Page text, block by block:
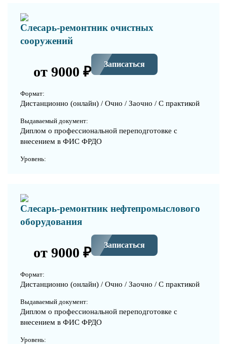
Слесарь-ремонтник очистных
сооружений
от 9000 ₽ Записаться
Формат:
Дистанционно (онлайн) / Очно / Заочно / С практикой
Выдаваемый документ:
Диплом о профессиональной переподготовке с
внесением в ФИС ФРДО
Уровень:
Слесарь-ремонтник нефтепромыслового
оборудования
от 9000 ₽ Записаться
Формат:
Дистанционно (онлайн) / Очно / Заочно / С практикой
Выдаваемый документ:
Диплом о профессиональной переподготовке с
внесением в ФИС ФРДО
Уровень: